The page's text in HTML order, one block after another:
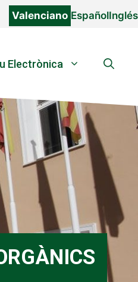
Valenciano EspañolInglés
Electrònica